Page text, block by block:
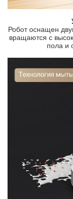
Робот оснащен
вращаются с
пола и